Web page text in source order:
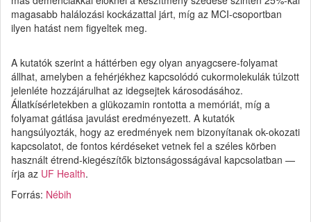
magasabb halálozási kockázattal járt, míg az MCI-csoportban
ilyen hatást nem figyeltek meg.
A kutatók szerint a háttérben egy olyan anyagcsere-folyamat
állhat, amelyben a fehérjékhez kapcsolódó cukormolekulák túlzott
jelenléte hozzájárulhat az idegsejtek károsodásához.
Állatkísérletekben a glükozamin rontotta a memóriát, míg a
folyamat gátlása javulást eredményezett. A kutatók
hangsúlyozták, hogy az eredmények nem bizonyítanak ok-okozati
kapcsolatot, de fontos kérdéseket vetnek fel a széles körben
használt étrend-kiegészítők biztonságosságával kapcsolatban —
írja az UF Health.
Forrás: Nébih